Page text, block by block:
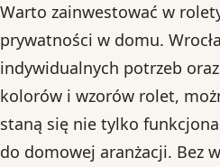
Warto zainwestować w
prywatności w domu.
indywidualnych potrzeb
kolorów i wzorów rolet,
staną się nie tylko
do domowej aranżacji. Bez